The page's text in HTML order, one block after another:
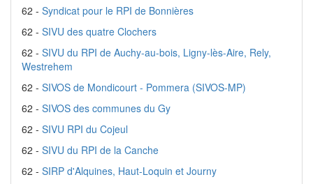
62 - Syndicat pour le RPI de Bonnières
62 - SIVU des quatre Clochers
62 - SIVU du RPI de Auchy-au-bois, Ligny-lès-Aire, Rely,
Westrehem
62 - SIVOS de Mondicourt - Pommera (SIVOS-MP)
62 - SIVOS des communes du Gy
62 - SIVU RPI du Cojeul
62 - SIVU du RPI de la Canche
62 - SIRP d'Alquines, Haut-Loquin et Journy